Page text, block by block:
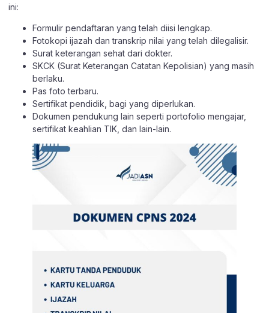
ini:
Formulir pendaftaran yang telah diisi lengkap.
Fotokopi ijazah dan transkrip nilai yang telah dilegalisir.
Surat keterangan sehat dari dokter.
SKCK (Surat Keterangan Catatan Kepolisian) yang masih
berlaku.
Pas foto terbaru.
Sertifikat pendidik, bagi yang diperlukan.
Dokumen pendukung lain seperti portofolio mengajar,
sertifikat keahlian TIK, dan lain-lain.